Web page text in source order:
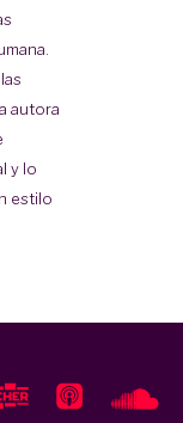
autora
y lo
estilo